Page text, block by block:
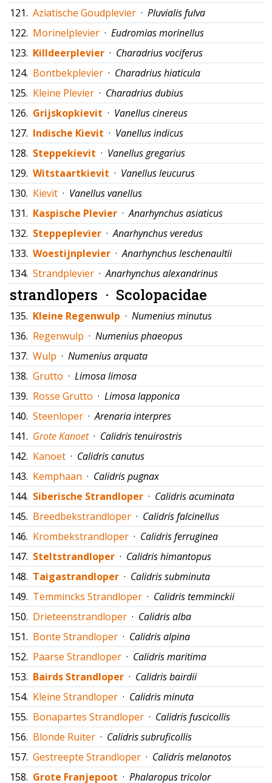
121. Aziatische Goudplevier · Pluvialis fulva
122. Morinelplevier · Eudromias morinellus
123. Killdeerplevier · Charadrius vociferus
124. Bontbekplevier · Charadrius hiaticula
125. Kleine Plevier · Charadrius dubius
126. Grijskopkievit · Vanellus cinereus
127. Indische Kievit · Vanellus indicus
128. Steppekievit · Vanellus gregarius
129. Witstaartkievit · Vanellus leucurus
130. Kievit · Vanellus vanellus
131. Kaspische Plevier ·Anarhynchus asiaticus
132. Steppeplevier ·Anarhynchus veredus
133. Woestijnplevier ·Anarhynchus leschenaultii
134. Strandplevier ·Anarhynchus alexandrinus
strandlopers · Scolopacidae
135. Kleine Regenwulp · Numenius minutus
136. Regenwulp · Numenius phaeopus
137. Wulp · Numenius arquata
138. Grutto · Limosa limosa
139. Rosse Grutto · Limosa lapponica
140. Steenloper ·Arenaria interpres
141. Grote Kanoet · Calidris tenuirostris
142. Kanoet · Calidris canutus
143. Kemphaan · Calidris pugnax
144. Siberische Strandloper · Calidris acuminata
145. Breedbekstrandloper · Calidris falcinellus
146. Krombekstrandloper · Calidris ferruginea
147. Steltstrandloper · Calidris himantopus
148. Taigastrandloper · Calidris subminuta
149. Temmincks Strandloper · Calidris temminckii
150. Drieteenstrandloper · Calidris alba
151. Bonte Strandloper · Calidris alpina
152. Paarse Strandloper · Calidris maritima
153. Bairds Strandloper · Calidris bairdii
154. Kleine Strandloper · Calidris minuta
155. Bonapartes Strandloper · Calidris fuscicollis
156. Blonde Ruiter · Calidris subruficollis
157. Gestreepte Strandloper · Calidris melanotos
158. Grote Franjepoot · Phalaropus tricolor